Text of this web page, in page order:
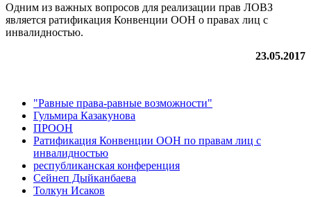
Одним из важных вопросов для реализации прав ЛОВЗ
является ратификация Конвенции ООН о правах лиц с
инвалидностью.
23.05.2017
"Равные права-равные возможности"
Гульмира Казакунова
ПРООН
Ратификация Конвенции ООН по правам лиц с
инвалидностью
республиканская конференция
Сейнеп Дыйканбаева
Толкун Исаков